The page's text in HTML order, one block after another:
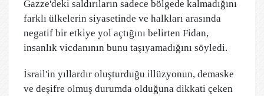
Gazze'deki saldırıların sadece bölgede kalmadığını
farklı ülkelerin siyasetinde ve halkları arasında
negatif bir etkiye yol açtığını belirten Fidan,
insanlık vicdanının bunu taşıyamadığını söyledi.
İsrail'in yıllardır oluşturduğu illüzyonun, demaske
ve deşifre olmuş durumda olduğuna dikkati çeken